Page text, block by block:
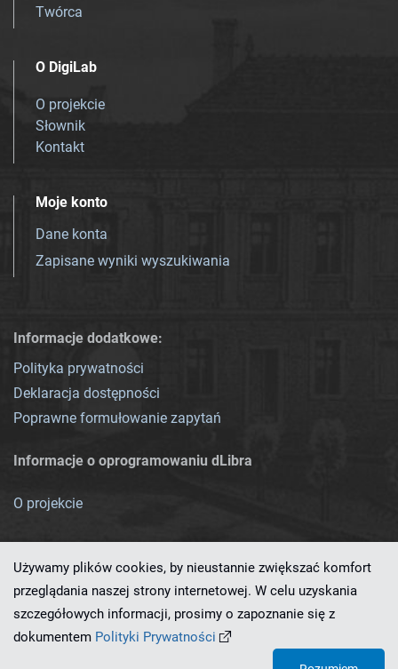
Twórca
O DigiLab
O projekcie
Słownik
Kontakt
Moje konto
Dane konta
Zapisane wyniki wyszukiwania
Informacje dodatkowe:
Polityka prywatności
Deklaracja dostępności
Poprawne formułowanie zapytań
Informacje o oprogramowaniu dLibra
O projekcie
Ten serwis działa dzięki oprogramowaniu
Używamy plików cookies, by nieustannie zwiększać komfort
przeglądania naszej strony internetowej. W celu uzyskania
szczegółowych informacji, prosimy o zapoznanie się z
dokumentem Polityki Prywatności